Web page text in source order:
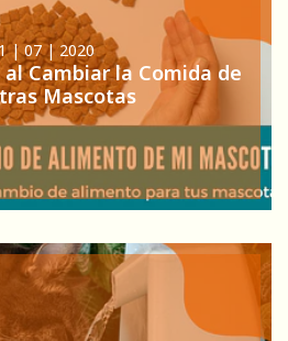
| 07 | 2020
Cambiar la Comida de
Mascotas